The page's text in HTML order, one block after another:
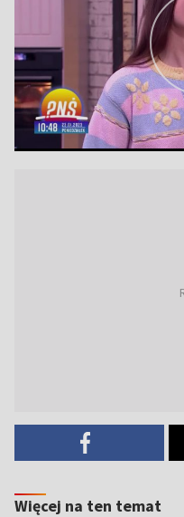
Więcej na ten temat